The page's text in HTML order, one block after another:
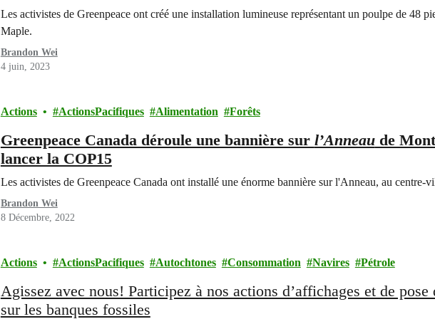
Les activistes de Greenpeace ont créé une installation lumineuse représentant un poulpe de 48
Maple.
Brandon Wei
4 juin, 2023
Actions ActionsPacifiques Alimentation Forêts
Greenpeace Canada déroule une bannière sur l’Anneaude
lancer la COP15
Les activistes de Greenpeace Canada ont installé une énorme bannière sur l'Anneau, au centre-
Brandon Wei
8 Décembre, 2022
Actions ActionsPacifiques Autochtones Consommation Navires Pétrole
Agissez avec nous! Participez à nos actions d’affichages et de pose
sur les banques fossiles